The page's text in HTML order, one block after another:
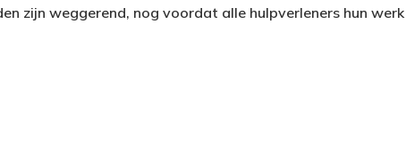
zijn weggerend, nog voordat alle hulpverleners hun werk